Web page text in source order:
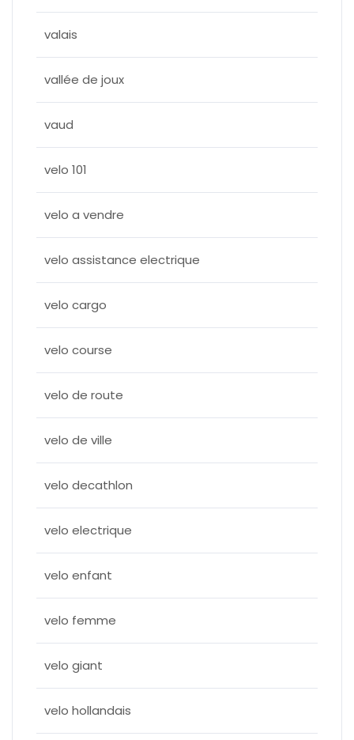
valais
vallée de joux
vaud
velo 101
velo a vendre
velo assistance electrique
velo cargo
velo course
velo de route
velo de ville
velo decathlon
velo electrique
velo enfant
velo femme
velo giant
velo hollandais